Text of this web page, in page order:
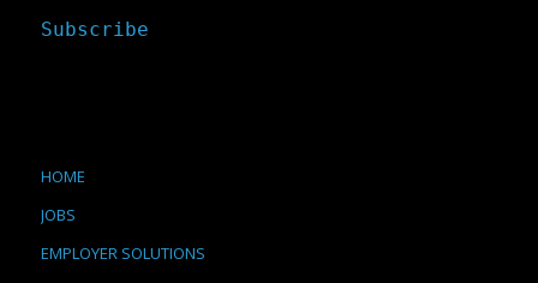
Subscribe
HOME
JOBS
EMPLOYER SOLUTIONS